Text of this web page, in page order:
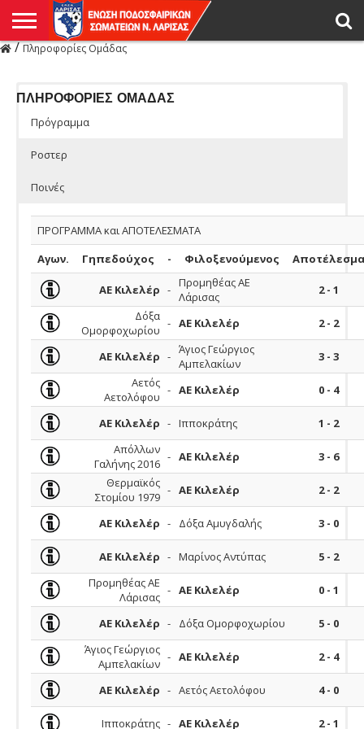
Η
/Πληροφορίες Ομάδας
ΠΛΗΡΟΦΟΡΙΕΣ ΟΜΑΔΑΣ
Πρόγραμμα
Ροστερ
Ποινές
ΠΡΟΓΡΑΜΜΑ και ΑΠΟΤΕΛΕΣΜΑΤΑ
Αγων.
Γηπεδούχος - Φιλοξενούμενος Αποτέλεσμα
ΑΕ Κιλελέρ - Προμηθέας ΑΕ
Λάρισας
2 - 1
Δόξα
Ομορφοχωρίου - ΑΕ Κιλελέρ 2 - 2
ΑΕ Κιλελέρ - Άγιος Γεώργιος
Αμπελακίων
3 - 3
Αετός
Αετολόφου - ΑΕ Κιλελέρ 0 - 4
ΑΕ Κιλελέρ - Ιπποκράτης
1 - 2
Απόλλων
Γαλήνης 2016 - ΑΕ Κιλελέρ
3 - 6
Θερμαϊκός
Στομίου 1979 - ΑΕ Κιλελέρ 2 - 2
ΑΕ Κιλελέρ - Δόξα Αμυγδαλής 3 - 0
ΑΕ Κιλελέρ - Μαρίνος Αντύπας
5 - 2
Προμηθέας ΑΕ
Λάρισας - ΑΕ Κιλελέρ 0 - 1
ΑΕ Κιλελέρ - Δόξα Ομορφοχωρίου
5 - 0
Άγιος Γεώργιος
Αμπελακίων - ΑΕ Κιλελέρ 2 - 4
ΑΕ Κιλελέρ - Αετός Αετολόφου 4 - 0
Ιπποκράτης - ΑΕ Κιλελέρ 2 - 1